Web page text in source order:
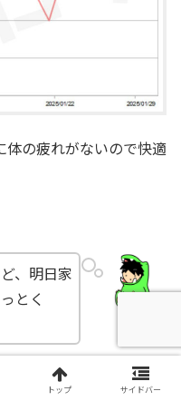
の疲れがないので快適
、明日家
とく
神的にもいいです。
トップ サイドバー